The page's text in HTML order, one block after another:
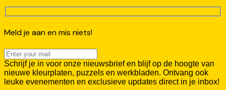
Meld je aan en mis niets!
Schrijf je in voor onze nieuwsbrief en blijf op de hoogte van
nieuwe kleurplaten, puzzels en werkbladen. Ontvang ook
leuke evenementen en exclusieve updates direct in je inbox!